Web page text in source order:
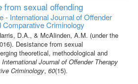
from sexual offending
- International Journal of Offender
Comparative Criminology
D.A., & McAlinden, A.M. (under the
Desistance from sexual
theoretical, methodological and
International Journal of Offender Therapy
Criminology, 60(15).